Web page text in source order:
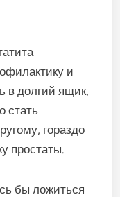
и
в долгий ящик,
стать
гораздо
простаты.
бы ложиться